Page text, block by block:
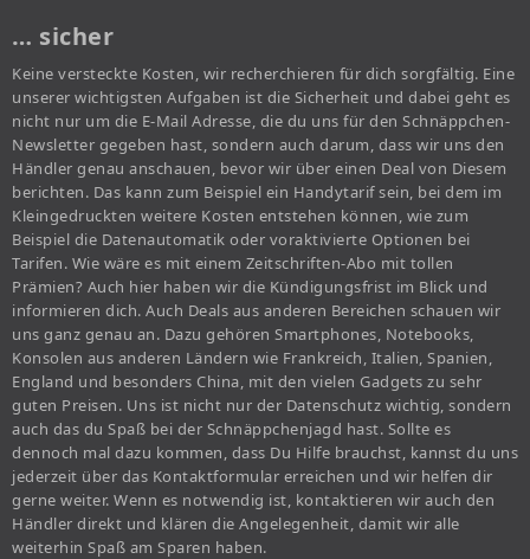
… sicher
Keine versteckte Kosten, wir recherchieren für dich sorgfältig. Eine
unserer wichtigsten Aufgaben ist die Sicherheit und dabei geht es
nicht nur um die E-Mail Adresse, die du uns für den Schnäppchen-
Newsletter gegeben hast, sondern auch darum, dass wir uns den
Händler genau anschauen, bevor wir über einen Deal von Diesem
berichten. Das kann zum Beispiel ein Handytarif sein, bei dem im
Kleingedruckten weitere Kosten entstehen können, wie zum
Beispiel die Datenautomatik oder voraktivierte Optionen bei
Tarifen. Wie wäre es mit einem Zeitschriften-Abo mit tollen
Prämien? Auch hier haben wir die Kündigungsfrist im Blick und
informieren dich. Auch Deals aus anderen Bereichen schauen wir
uns ganz genau an. Dazu gehören Smartphones, Notebooks,
Konsolen aus anderen Ländern wie Frankreich, Italien, Spanien,
England und besonders China, mit den vielen Gadgets zu sehr
guten Preisen. Uns ist nicht nur der Datenschutz wichtig, sondern
auch das du Spaß bei der Schnäppchenjagd hast. Sollte es
dennoch mal dazu kommen, dass Du Hilfe brauchst, kannst du uns
jederzeit über das Kontaktformular erreichen und wir helfen dir
gerne weiter. Wenn es notwendig ist, kontaktieren wir auch den
Händler direkt und klären die Angelegenheit, damit wir alle
weiterhin Spaß am Sparen haben.